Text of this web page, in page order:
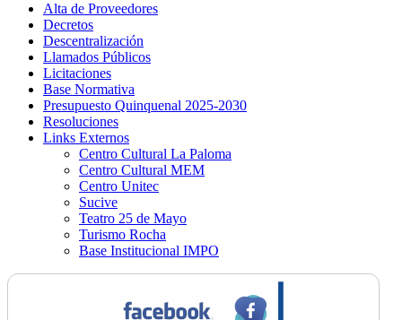
Alta de Proveedores
Decretos
Descentralización
Llamados Públicos
Licitaciones
Base Normativa
Presupuesto Quinquenal 2025-2030
Resoluciones
Links Externos
Centro Cultural La Paloma
Centro Cultural MEM
Centro Unitec
Sucive
Teatro 25 de Mayo
Turismo Rocha
Base Institucional IMPO